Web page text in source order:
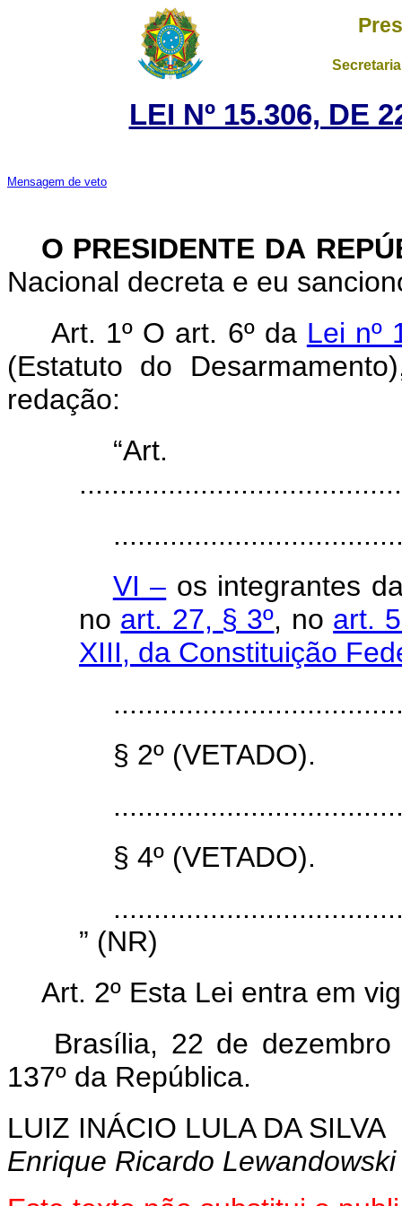
LEI Nº 15.306, DE
Mensagem de veto
O PRESIDENTE DA
Nacional decreta e eu
Art. 1º O art. 6º da Lei nº
(Estatuto do
redação:
VI – os integrantes
no art. 27, § 3º, no art.
XIII, da Constituição
§ 2º (VETADO).
§ 4º (VETADO).
” (NR)
Art. 2º Esta Lei entra em
Brasília, 22 de
137º da República.
LUIZ INÁCIO LULA DA SILVA
Enrique Ricardo Lewandowski